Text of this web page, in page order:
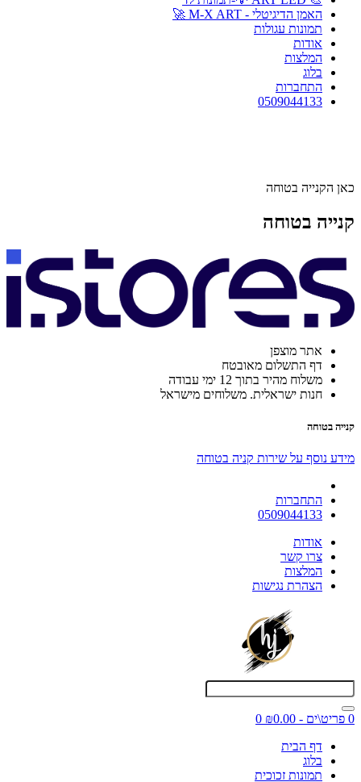
האמן הדיגיטלי - M-X ART 🚀
תמונות עגולות
אודות
המלצות
בלוג
התחברות
0509044133
כאן הקנייה בטוחה
קנייה בטוחה
אתר מוצפן
דף התשלום מאובטח
משלוח מהיר בתוך 12 ימי עבודה
חנות ישראלית. משלוחים מישראל
קנייה בטוחה
מידע נוסף על שירות קניה בטוחה
התחברות
0509044133
אודות
צרו קשר
המלצות
הצהרת נגישות
0 פריט\ים - ₪0.00
0
דף הבית
בלוג
תמונות זכוכית